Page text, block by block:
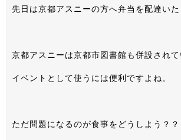
先日は京都アスニーの方へ弁当を配達いた
京都アスニーは京都市図書館も併設されて
イベントとして使うには便利ですよね。
ただ問題になるのが食事をどうしよう？？